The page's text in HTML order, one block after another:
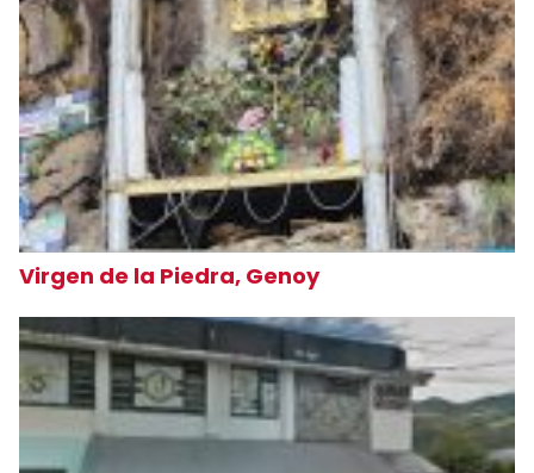
Virgen de la Piedra, Genoy